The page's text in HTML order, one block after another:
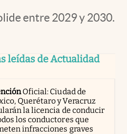
entre 2029 y 2030.
leídas de Actualidad
Oficial: Ciudad de
Querétaro y Veracruz
la licencia de conducir
los conductores que
infracciones graves